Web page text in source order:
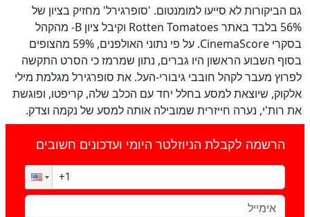
גם הביקורות לא סייעו למומנטום. 'סופרגירל' מחזיק בציון של
56% בלבד באתר Rotten Tomatoes וקיבל ציון B- מהקהל
בסקרי CinemaScore. על פי נתוני האולפנים, 59% מהצופים
בסוף השבוע הראשון היו גברים, נתון שמרמז כי הסרט התקשה
לפרוץ מעבר לקהל חובבי גיבורי-העל. את סופרגירל מגלמת מילי
אלקוק, שיוצאת למסע בחלל יחד עם הכלב שלה, קריפטו, ופוגשת
את רות'י, נערה חייזרית שמובילה אותה למסע של נקמה וצדק.
הרשמה לקבלת הניוזלטר היומי ועדכונים חשובים